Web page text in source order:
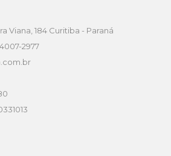
Viana, 184 Curitiba - Paraná
2977